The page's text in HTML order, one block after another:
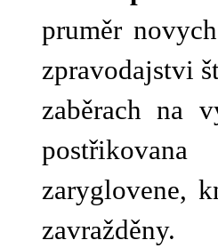
pruměr
zpravodajstvi
zaběrach na
zaryglovene,
zavražděny.